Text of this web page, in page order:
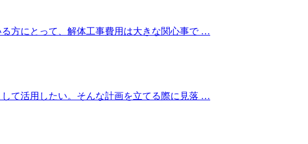
方にとって、解体工事費用は大きな関心事で …
て活用したい。そんな計画を立てる際に見落 …